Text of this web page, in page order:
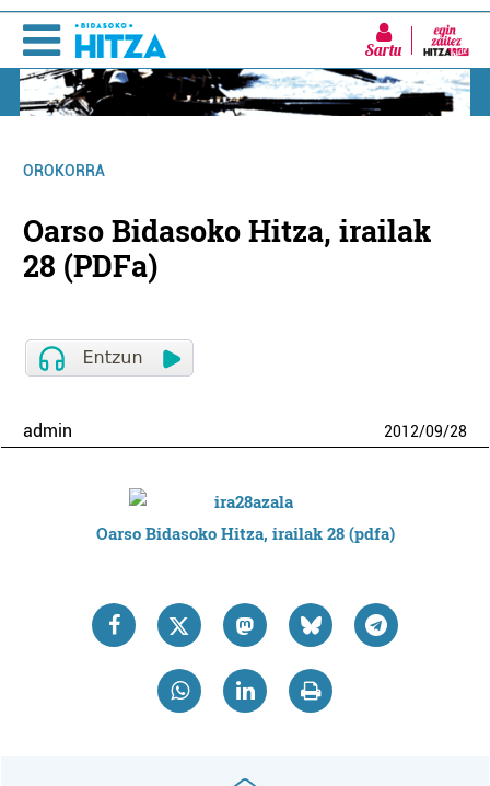
Sartu
OROKORRA
Oarso Bidasoko Hitza, irailak
28 (PDFa)
admin 2012/09/28
Oarso Bidasoko Hitza, irailak 28 (pdfa)